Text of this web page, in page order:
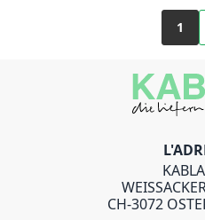
1
CH-3072